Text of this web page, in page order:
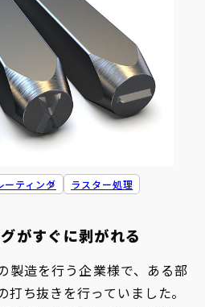
がすぐに剥がれる
ーティング
ラスター処理
製造を行う企業様で、ある部
ち抜きを行っていました。